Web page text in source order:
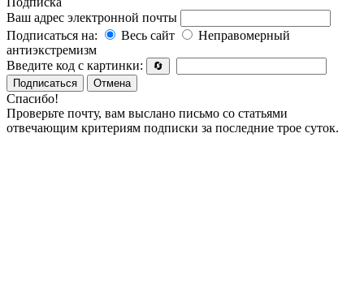
Ваш адрес электронной почты
Подписаться на:
Весь сайт
Неправомерный
антиэкстремизм
Введите код с картинки:
🔄
Подписаться
Отмена
Спасибо!
Проверьте почту, вам выслано письмо со статьями
отвечающим критериям подписки за последние трое суток.